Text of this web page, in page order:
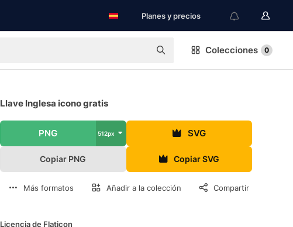
Planes y precios
Colecciones 0
Llave Inglesa icono gratis
PNG 512px SVG
Copiar PNG Copiar SVG
Más formatos Añadir a la colección Compartir
Licencia de Flaticon